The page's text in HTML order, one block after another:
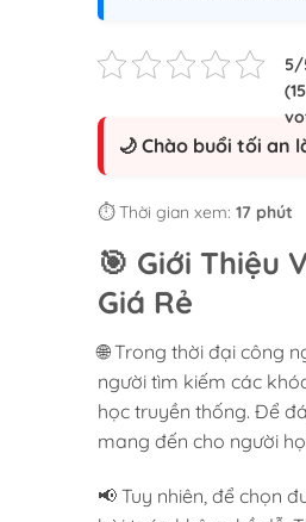
🌙 Chào buổi tối an
⏱️ Thời gian xem: 17 phút
🎯 Giới Thiệu
Giá Rẻ
🌐 Trong thời đại công
người tìm kiếm các
học truyền thống. Để
mang đến cho người
📢 Tuy nhiên, để chọn